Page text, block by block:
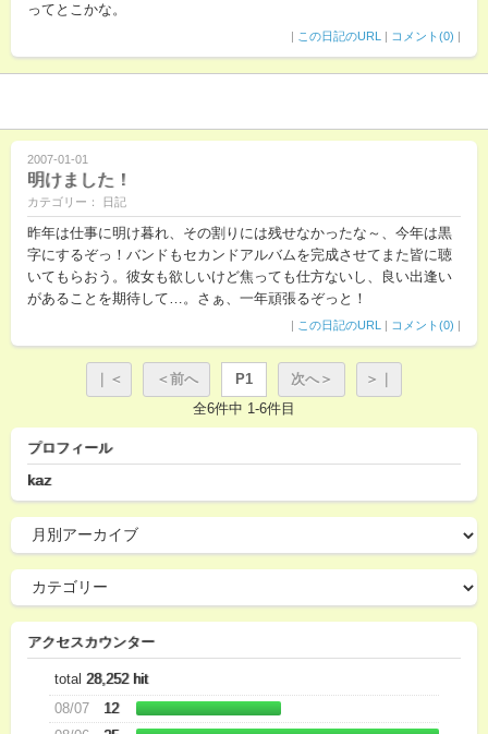
ってとこかな。
| この日記のURL | コメント(0) |
2007-01-01
明けました！
カテゴリー： 日記
昨年は仕事に明け暮れ、その割りには残せなかったな～、今年は黒
字にするぞっ！バンドもセカンドアルバムを完成させてまた皆に聴
いてもらおう。彼女も欲しいけど焦っても仕方ないし、良い出逢い
があることを期待して…。さぁ、一年頑張るぞっと！
| この日記のURL | コメント(0) |
｜＜ ＜前へ P1 次へ＞
＞｜
全6件中 1-6件目
プロフィール
kaz
アクセスカウンター
total 28,252 hit
08/07
12